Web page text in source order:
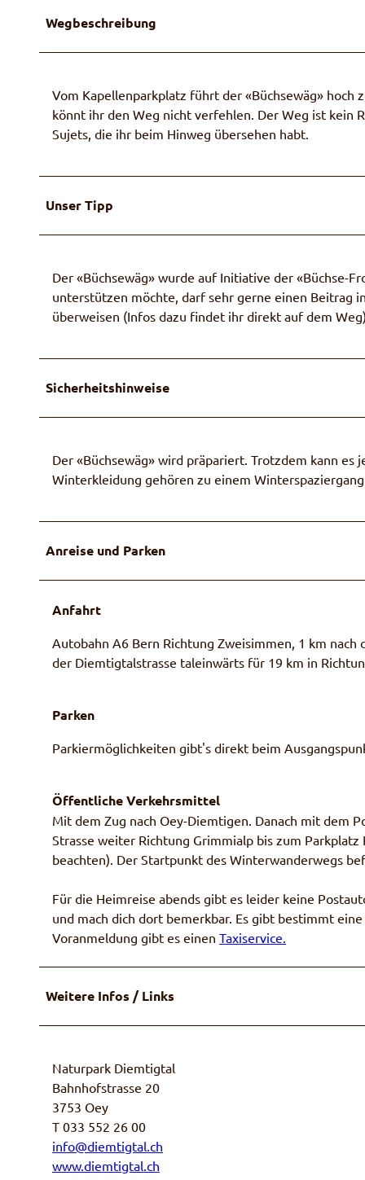
Wegbeschreibung
Vom Kapellenparkplatz führt der «Büchsewäg» hoch
könnt ihr den Weg nicht verfehlen. Der Weg ist kein
Sujets, die ihr beim Hinweg übersehen habt.
Unser Tipp
Der «Büchsewäg» wurde auf Initiative der «Büchse-
unterstützen möchte, darf sehr gerne einen Beitrag
überweisen (Infos dazu findet ihr direkt auf dem
Sicherheitshinweise
Der «Büchsewäg» wird präpariert. Trotzdem kann
Winterkleidung gehören zu einem
Anreise und Parken
Anfahrt
Autobahn A6 Bern Richtung Zweisimmen, 1 km
der Diemtigtalstrasse taleinwärts für 19 km in
Parken
Parkiermöglichkeiten gibt's direkt beim
Öffentliche Verkehrsmittel
Mit dem Zug nach Oey-Diemtigen. Danach mit dem
Strasse weiter Richtung Grimmialp bis zum
beachten). Der Startpunkt des Winterwanderwegs
Für die Heimreise abends gibt es leider keine
und mach dich dort bemerkbar. Es gibt bestimmt
Voranmeldung gibt es einen Taxiservice.
Weitere Infos / Links
Naturpark Diemtigtal
Bahnhofstrasse 20
3753 Oey
T 033 552 26 00
info@diemtigtal.ch
www.diemtigtal.ch